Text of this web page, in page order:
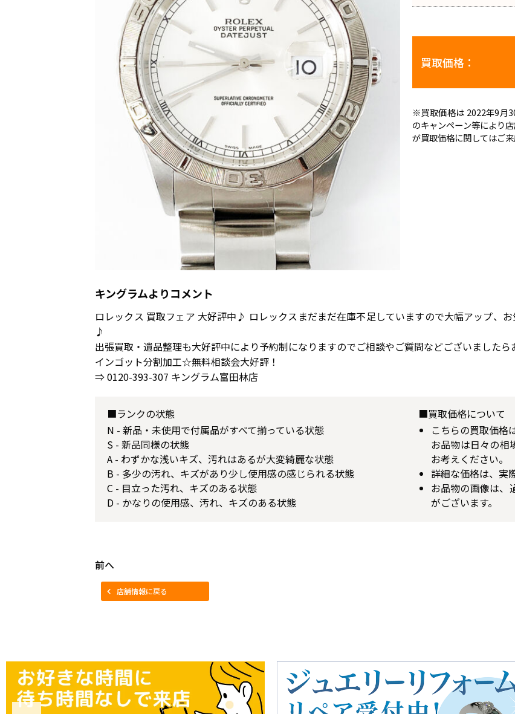
買取価格：
※買取価格は 2022年9月
のキャンペーン等により
が買取価格に関してはご
キングラムよりコメント
ロレックス 買取フェア 大好評中♪ ロレックスまだまだ在庫不足していますので大幅アップ、
♪
出張買取・遺品整理も大好評中により予約制になりますのでご相談やご質問などございまし
インゴット分割加工☆無料相談会大好評！
⇒ 0120-393-307 キングラム富田林店
■ランクの状態
N - 新品・未使用で付属品がすべて揃っている状態
S - 新品同様の状態
A - わずかな浅いキズ、汚れはあるが大変綺麗な状態
B - 多少の汚れ、キズがあり少し使用感の感じられる状態
C - 目立った汚れ、キズのある状態
D - かなりの使用感、汚れ、キズのある状態
■買取価格について
こちらの買取価格
お品物は日々の相
お考えください。
詳細な価格は、実
お品物の画像は、
がございます。
前へ
店舗情報に戻る